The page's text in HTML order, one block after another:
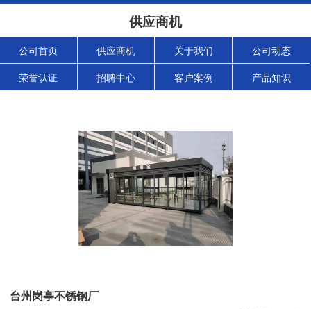
供应商机
公司首页 供应商机 关于我们 公司动态
荣誉认证 招聘中心 客户案例 产品知识
台州岗亭不锈钢厂